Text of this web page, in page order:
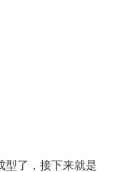
了，接下来就是